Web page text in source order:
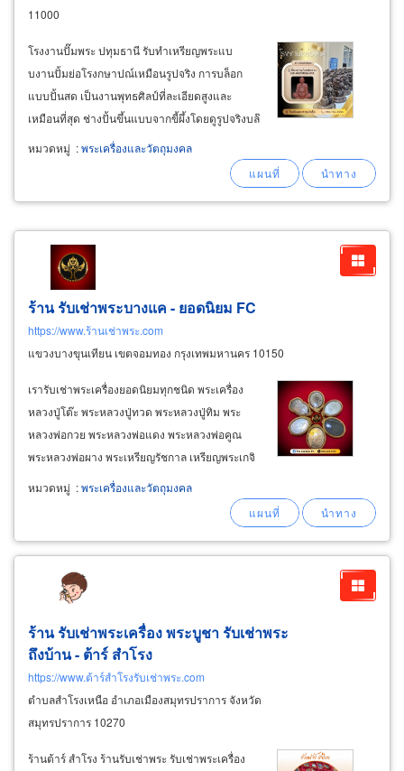
11000
โรงงานปั๊มพระ ปทุมธานี รับทำเหรียญพระแบ
บงานปั้มย่อโรงกษาปณ์เหมือนรูปจริง การบล็อก
แบบปั้นสด เป็นงานพุทธศิลป์ที่ละเอียดสูงและ
เหมือนที่สุด ช่างปั้นขึ้นแบบจากขี้ผึ้งโดยดูรูปจริงบล๊
อกปั้นมือ เหมาะสำหรับพระเกจิอาจารย์ พระสงฆ์ที่
อายุมากพระที่ต้องการรายละเอียดสูง พระที่ต้องการ
เน้นริ้วรอยเหี่ยวรอยย่น ที่ชัดเจนแบบนี้เหมาะสม
มาก
หมวดหมู่ :พระเครื่องและวัตถุมงคล
ร้าน รับเช่าพระบางแค - ยอดนิยม FC
https://www.ร้านเช่าพระ.com
แขวงบางขุนเทียน เขตจอมทอง กรุงเทพมหานคร 10150
เรารับเช่าพระเครื่องยอดนิยมทุกชนิด พระเครื่อง
หลวงปู่โต๊ะ พระหลวงปู่ทวด พระหลวงปู่ทิม พระ
หลวงพ่อกวย พระหลวงพ่อแดง พระหลวงพ่อคูณ
พระหลวงพ่อผาง พระเหรียญรัชกาล เหรียญพระเกจิ
ต่างๆ รับเช่าพระเครื่องสายดัง เช่าพระเครื่องยอด
เหรียญ พระเนื้อดิน พระเนื้อชินและพระเนื้อโลหะ
หมวดหมู่ :พระเครื่องและวัตถุมงคล
ร้าน รับเช่าพระเครื่อง พระบูชา รับเช่าพระ
ถึงบ้าน - ต้าร์ สำโรง
https://www.ต้าร์สำโรงรับเช่าพระ.com
ตำบลสำโรงเหนือ อำเภอเมืองสมุทรปราการ จังหวัด
สมุทรปราการ 10270
ร้านต้าร์ สำโรง ร้านรับเช่าพระ รับเช่าพระเครื่อง